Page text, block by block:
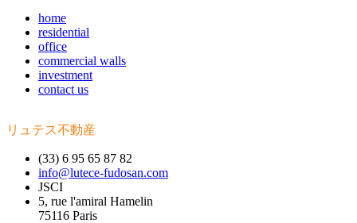
home
residential
office
commercial walls
investment
contact us
リュテス不動産
(33) 6 95 65 87 82
info@lutece-fudosan.com
JSCI
5, rue l'amiral Hamelin
75116 Paris